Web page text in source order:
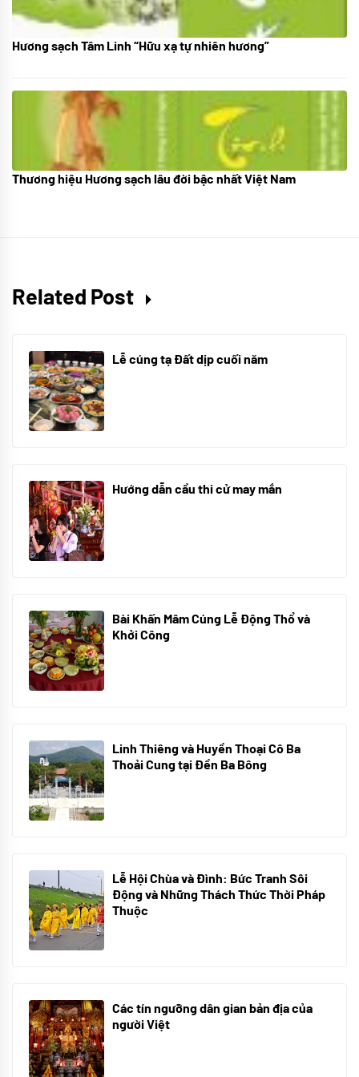
28/10/2025
Hương sạch Tâm Linh “Hữu xạ tự nhiên hương”
18/10/2025
Thương hiệu Hương sạch lâu đời bậc nhất Việt Nam
Related Post
Lễ cúng tạ Đất dịp cuối năm
Hướng dẫn cầu thi cử may mắn
Bài Khấn Mâm Cúng Lễ Động Thổ và
Khởi Công
Linh Thiêng và Huyền Thoại Cô Ba
Thoải Cung tại Đền Ba Bông
Lễ Hội Chùa và Đình: Bức Tranh Sôi
Động và Những Thách Thức Thời Pháp
Thuộc
Các tín ngưỡng dân gian bản địa của
người Việt